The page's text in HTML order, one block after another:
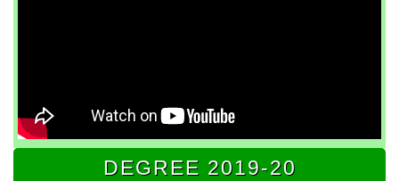
DEGREE 2019-20